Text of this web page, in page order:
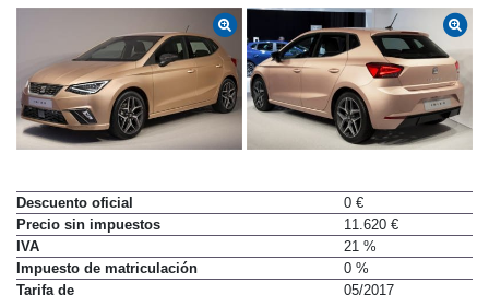
Descuento oficial
0 €
Precio sin impuestos
11.620 €
IVA
21 %
Impuesto de matriculación
0 %
Tarifa de
05/2017